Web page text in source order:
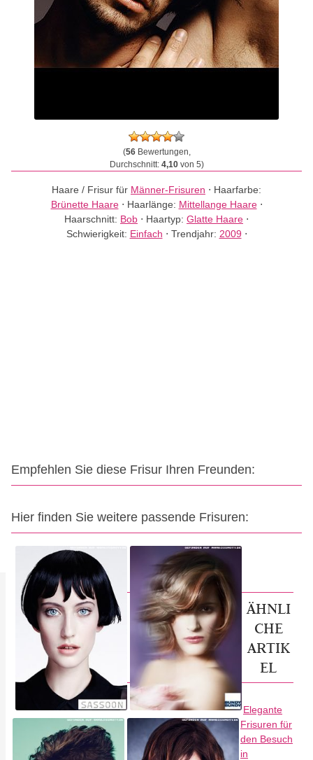
(56Bewertungen,
Durchschnitt: 4,10von 5)
Haare / Frisur für Männer-Frisuren ⋅ Haarfarbe:
Brünette Haare⋅ Haarlänge: Mittellange Haare⋅
Haarschnitt: Bob ⋅ Haartyp: Glatte Haare ⋅
Schwierigkeit: Einfach ⋅ Trendjahr: 2009 ⋅
Empfehlen Sie diese Frisur Ihren Freunden:
Hier finden Sie weitere passende Frisuren:
ÄHNLI
CHE
ARTIK
EL
Elegante
Frisuren für
den Besuch
in